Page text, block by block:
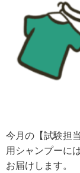
今月の【試験担
用シャンプーに
お届けします。